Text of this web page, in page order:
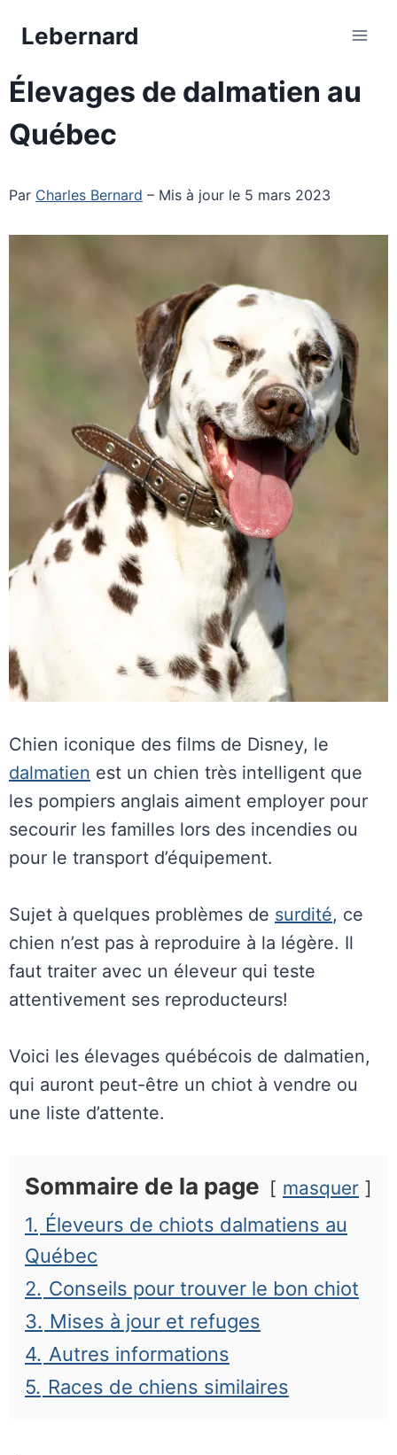
contenu
Lebernard
Élevages de dalmatien au
Québec
Par Charles Bernard – Mis à jour le 5 mars 2023
Chien iconique des films de Disney, le
dalmatien est un chien très intelligent que
les pompiers anglais aiment employer pour
secourir les familles lors des incendies ou
pour le transport d’équipement.
Sujet à quelques problèmes de surdité, ce
chien n’est pas à reproduire à la légère. Il
faut traiter avec un éleveur qui teste
attentivement ses reproducteurs!
Voici les élevages québécois de dalmatien,
qui auront peut-être un chiot à vendre ou
une liste d’attente.
Sommaire de la page masquer
1. Éleveurs de chiots dalmatiens au
Québec
2. Conseils pour trouver le bon chiot
3. Mises à jour et refuges
4. Autres informations
5. Races de chiens similaires